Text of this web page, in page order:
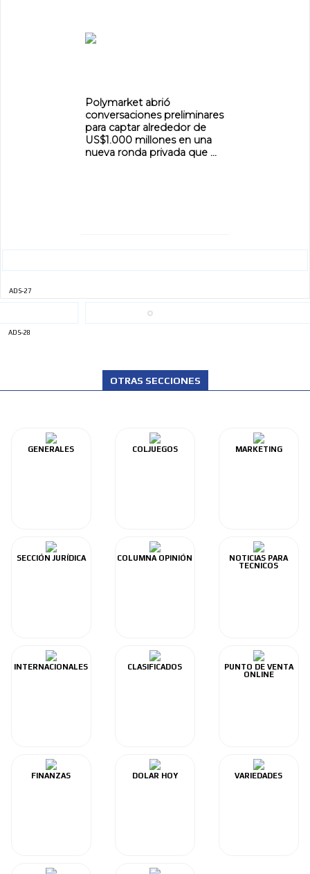
Polymarket abrió
conversaciones preliminares
para captar alrededor de
US$1.000 millones en una
nueva ronda privada que ...
ADS-27
ADS-28
OTRAS SECCIONES
GENERALES COLJUEGOS MARKETING
SECCIÓN JURÍDICA COLUMNA OPINIÓN
NOTICIAS PARA
TECNICOS
INTERNACIONALES CLASIFICADOS
PUNTO DE VENTA
ONLINE
FINANZAS DOLAR HOY VARIEDADES
ADVERTISEMENT